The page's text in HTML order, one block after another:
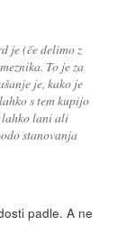
je (če delimo z
To je za
je, kako je
s tem kupijo
lahko lani ali
stanovanja
padle. A ne